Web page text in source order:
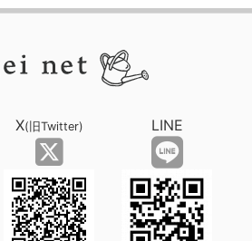
X(旧Twitter) LINE